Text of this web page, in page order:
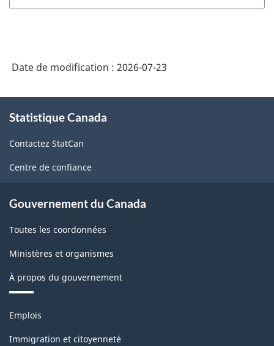
Date de modification : 2026-07-23
propos
ce
site
Statistique Canada
Contactez StatCan
Centre de confiance
Gouvernement du Canada
Toutes les coordonnées
Ministères et organismes
À propos du gouvernement
Thèmes
sujets
Emplois
Immigration et citoyenneté